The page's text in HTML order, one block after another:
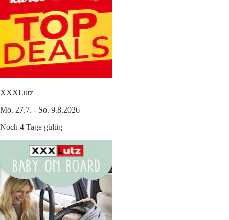
XXXLutz
Mo. 27.7. - So. 9.8.2026
Noch 4 Tage gültig